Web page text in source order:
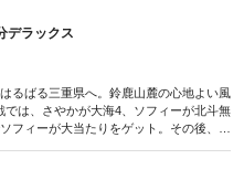
8月号付録DVDに収録されたものです／
デラックス
るばる三重県へ。鈴鹿山麓の心地よい風
は、さやかが大海4、ソフィーが北斗無
フィーが大当たりをゲット。その後、出
8月号付録DVDに収録されたものです／